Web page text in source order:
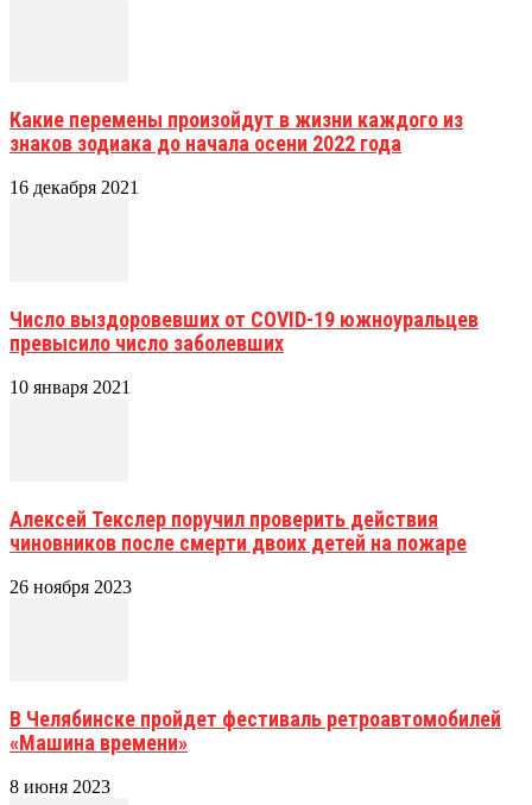
Какие перемены произойдут в жизни каждого из
знаков зодиака до начала осени 2022 года
16 декабря 2021
Число выздоровевших от COVID-19 южноуральцев
превысило число заболевших
10 января 2021
Алексей Текслер поручил проверить действия
чиновников после смерти двоих детей на пожаре
26 ноября 2023
В Челябинске пройдет фестиваль ретроавтомобилей
«Машина времени»
8 июня 2023